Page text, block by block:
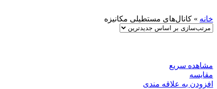
خانه » کانال‌های مستطیلی مکانیزه
مشاهده سریع
مقایسه
افزودن به علاقه مندی